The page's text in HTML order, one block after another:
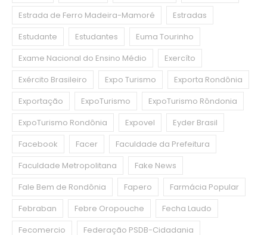
Estrada de Ferro Madeira-Mamoré
Estradas
Estudante
Estudantes
Euma Tourinho
Exame Nacional do Ensino Médio
Exercíto
Exército Brasileiro
Expo Turismo
Exporta Rondônia
Exportação
ExpoTurismo
ExpoTurismo Rôndonia
ExpoTurismo Rondônia
Expovel
Eyder Brasil
Facebook
Facer
Faculdade da Prefeitura
Faculdade Metropolitana
Fake News
Fale Bem de Rondônia
Fapero
Farmácia Popular
Febraban
Febre Oropouche
Fecha Laudo
Fecomercio
Federação PSDB-Cidadania